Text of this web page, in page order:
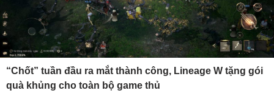
“Chốt” tuần đầu ra mắt thành công, Lineage W tặng gói
quà khủng cho toàn bộ game thủ